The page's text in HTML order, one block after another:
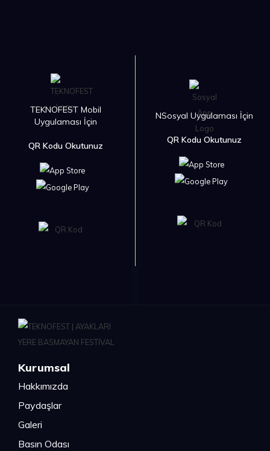
TEKNOFEST Mobil
Uygulaması İçin
QR Kodu Okutunuz
NSosyal Uygulaması İçin
QR Kodu Okutunuz
Kurumsal
Hakkımızda
Paydaşlar
Galeri
Basın Odası